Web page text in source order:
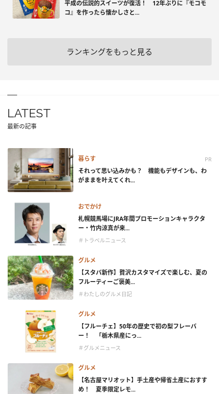
平成の伝説的スイーツが復活！ 12年ぶりに『モコモ
コ』を作ったら懐かしさと...
ランキングをもっと見る
LATEST
最新の記事
暮らす PR
それって思い込みかも？ 機能もデザインも、わ
がままを叶えてくれ...
おでかけ
札幌競馬場にJRA年間プロモーションキャラクタ
ー・竹内涼真が来...
＃トラベルニュース
グルメ
【スタバ新作】贅沢カスタマイズで楽しむ、夏の
フルーティーご褒美...
＃わたしのグルメ日記
グルメ
【フルーチェ】50年の歴史で初の梨フレーバ
ー！ 「栃木県産にっ...
＃グルメニュース
グルメ
【名古屋マリオット】手土産や帰省土産におすす
め！ 夏季限定レモ...